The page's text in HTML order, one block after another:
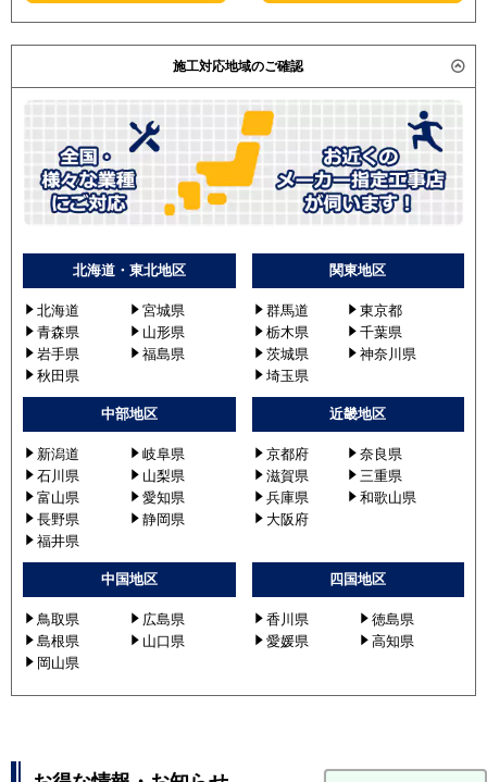
施工対応地域のご確認
北海道・東北地区
北海道
宮城県
青森県
山形県
岩手県
福島県
秋田県
関東地区
群馬道
東京都
栃木県
千葉県
茨城県
神奈川県
埼玉県
中部地区
新潟道
岐阜県
石川県
山梨県
富山県
愛知県
長野県
静岡県
福井県
近畿地区
京都府
奈良県
滋賀県
三重県
兵庫県
和歌山県
大阪府
中国地区
鳥取県
広島県
島根県
山口県
岡山県
四国地区
香川県
徳島県
愛媛県
高知県